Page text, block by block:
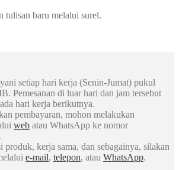
tulisan baru melalui surel.
setiap hari kerja (Senin-Jumat) pukul
Pemesanan di luar hari dan jam tersebut
hari kerja berikutnya.
pembayaran, mohon melakukan
web atau WhatsApp ke nomor
.
kerja sama, dan sebagainya, silakan
e-mail, telepon, atau WhatsApp.